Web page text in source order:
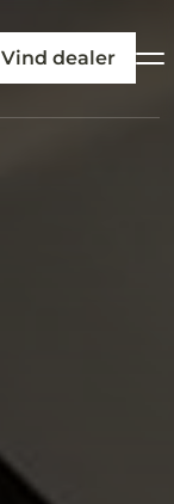
Vind dealer